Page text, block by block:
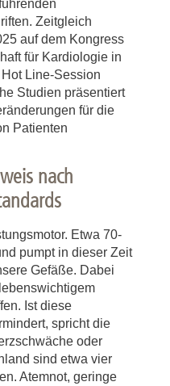
Zeitgleich
auf dem Kongress
für Kardiologie in
Line-Session
Studien präsentiert
für die
Patienten
nach
Etwa 70-
pumpt in dieser Zeit
Gefäße. Dabei
Ist diese
spricht die
oder
sind etwa vier
Atemnot, geringe